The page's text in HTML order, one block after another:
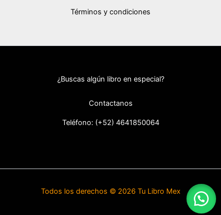
Términos y condiciones
¿Buscas algún libro en especial?
Contactanos
Teléfono: (+52) 4641850064
Todos los derechos © 2026 Tu Libro Mex